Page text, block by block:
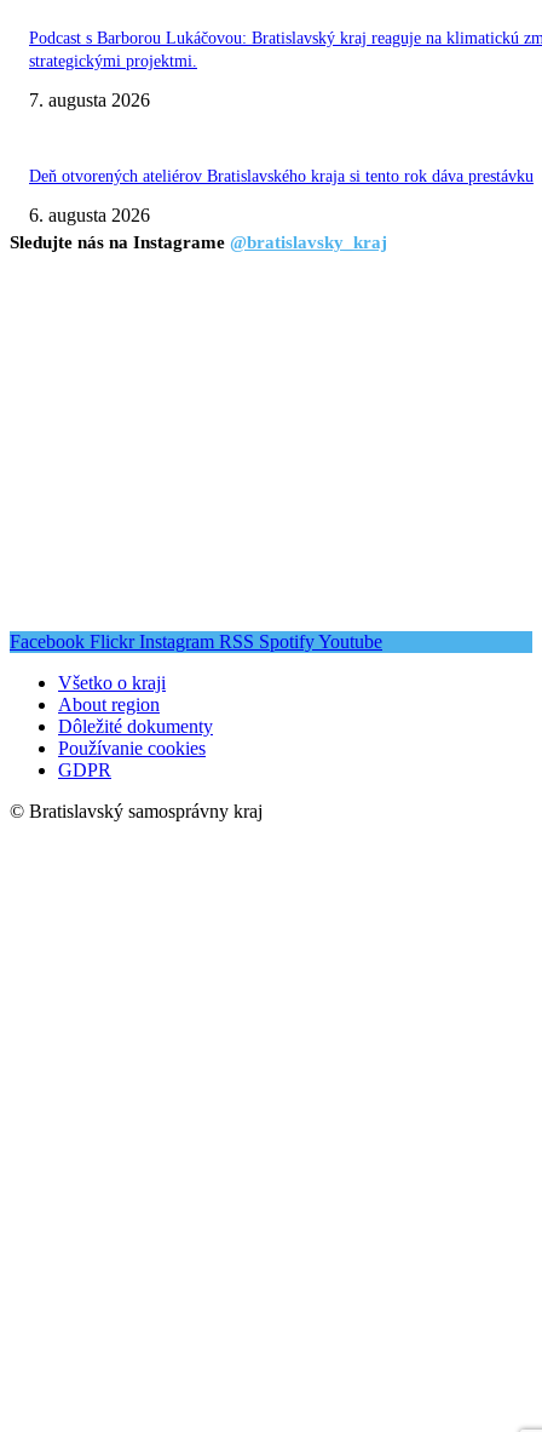
Podcast s Barborou Lukáčovou: Bratislavský kraj reaguje na klimatickú
strategickými projektmi.
7. augusta 2026
Deň otvorených ateliérov Bratislavského kraja si tento rok dáva prestávku
6. augusta 2026
Sledujte nás na Instagrame @bratislavsky_kraj
Facebook Flickr Instagram RSS SpotifyYoutube
Všetko o kraji
About region
Dôležité dokumenty
Používanie cookies
GDPR
© Bratislavský samosprávny kraj